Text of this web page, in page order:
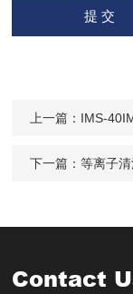
上一篇： IMS-
下一篇：等离子
Contact